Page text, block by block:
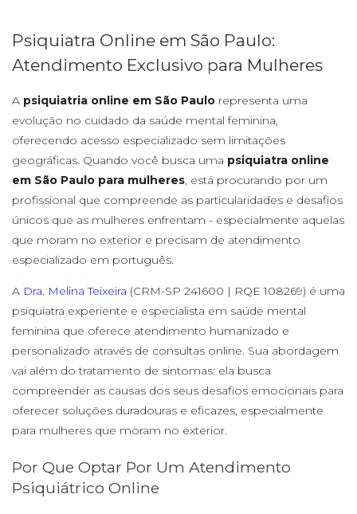
Psiquiatra Online em São Paulo:
Atendimento Exclusivo para Mulheres
A psiquiatria online em São Paulo representa uma
evolução no cuidado da saúde mental feminina,
oferecendo acesso especializado sem limitações
geográficas. Quando você busca uma psiquiatra online
em São Paulo para mulheres, está procurando por um
profissional que compreende as particularidades e desafios
únicos que as mulheres enfrentam - especialmente aquelas
que moram no exterior e precisam de atendimento
especializado em português.
A Dra. Melina Teixeira (CRM-SP 241600 | RQE 108269) é uma
psiquiatra experiente e especialista em saúde mental
feminina que oferece atendimento humanizado e
personalizado através de consultas online. Sua abordagem
vai além do tratamento de sintomas: ela busca
compreender as causas dos seus desafios emocionais para
oferecer soluções duradouras e eficazes, especialmente
para mulheres que moram no exterior.
Por Que Optar Por Um Atendimento
Psiquiátrico Online